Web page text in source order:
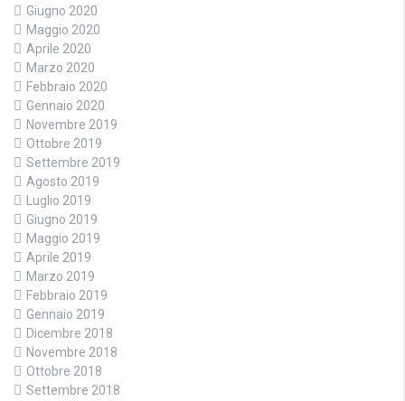
Giugno 2020
Maggio 2020
Aprile 2020
Marzo 2020
Febbraio 2020
Gennaio 2020
Novembre 2019
Ottobre 2019
Settembre 2019
Agosto 2019
Luglio 2019
Giugno 2019
Maggio 2019
Aprile 2019
Marzo 2019
Febbraio 2019
Gennaio 2019
Dicembre 2018
Novembre 2018
Ottobre 2018
Settembre 2018